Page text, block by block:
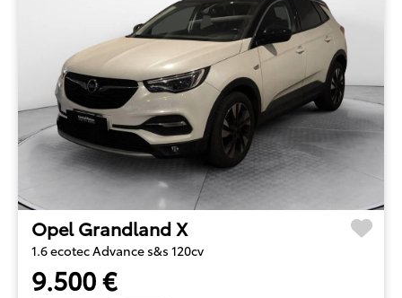
Opel Grandland X
1.6 ecotec Advance s&s 120cv
9.500 €